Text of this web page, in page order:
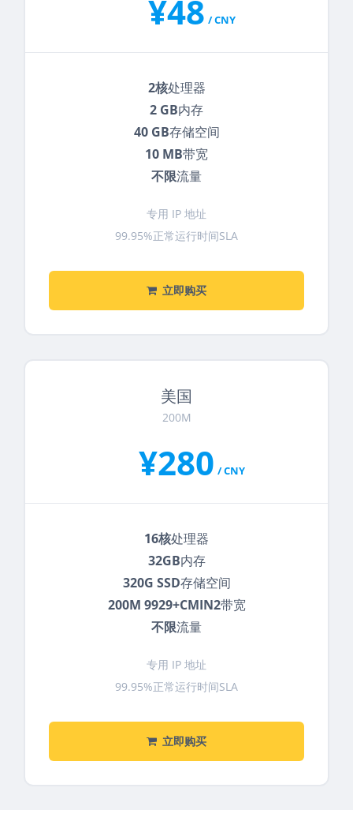
¥48 / CNY
2核处理器
2 GB内存
40 GB存储空间
10 MB带宽
不限流量
专用 IP 地址
99.95%正常运行时间SLA
立即购买
美国
200M
¥280 / CNY
16核处理器
32GB内存
320G SSD存储空间
200M 9929+CMIN2带宽
不限流量
专用 IP 地址
99.95%正常运行时间SLA
立即购买